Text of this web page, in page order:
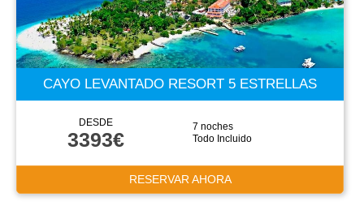
CAYO LEVANTADO RESORT 5 ESTRELLAS
DESDE
3393€
7 noches
Todo Incluido
RESERVAR AHORA